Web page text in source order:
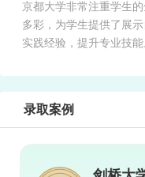
京都大学非常注重学生
多彩，为学生提供了展
实践经验，提升专业技
录取案例